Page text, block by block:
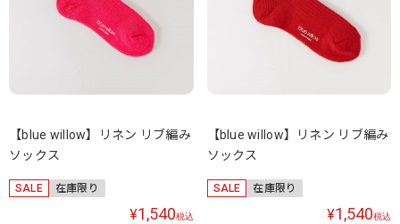
【blue willow】リネン リブ編み
ソックス
SALE 在庫限り
¥1,540税込
【blue willow】リネン リブ編み
ソックス
SALE 在庫限り
¥1,540税込